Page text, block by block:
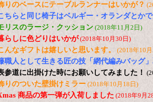
りのベースにテーブルランナーはいかが？
ちらと同じ椅子はベルギー・オランダとか
リスのラージ・クッション (2018年11月2日)
らしに色どりはいかが(2018年10月30日)
んなギフトは嬉しいと思います。 (2018年10
職人として生きる匠の技「網代編みバッグ
参道に出掛けた時にお願いしてみました！
りのついた壁掛けミラー (2018年10月18日)
商品の第一弾が入荷しました (2018年9月